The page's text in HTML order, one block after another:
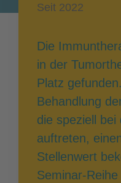
Seit 2022
Die
in der
Platz
Behandlung
die speziell
auftreten,
Stellenwert
Seminar-